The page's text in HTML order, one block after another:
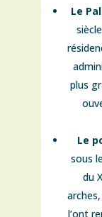
Le
plus
Le
sous
du
l’ont